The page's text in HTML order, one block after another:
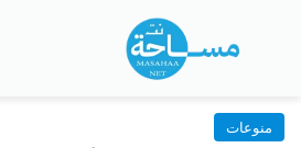
بحث عن
منوعات